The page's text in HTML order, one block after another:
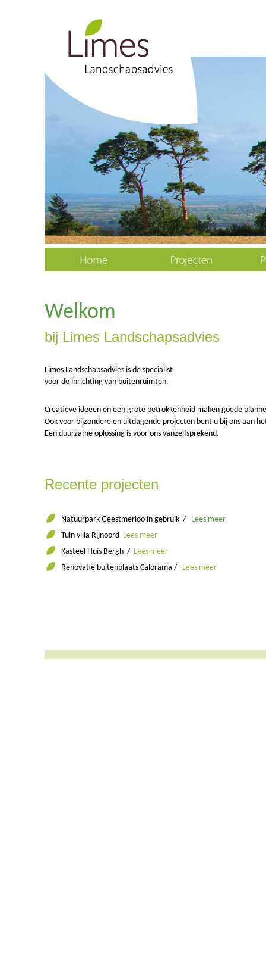
Welkom
bij Limes Landschapsadvies
Limes Landschapsadvies is de specialist
voor de inrichting van buitenruimten.
Creatieve ideeën en een grote betrokkenheid maken goede
Ook voor bijzondere en uitdagende projecten bent u bij ons aan
Een duurzame oplossing is voor ons vanzelfsprekend.
Recente projecten
Natuurpark Geestmerloo in gebruik /
Lees meer
Tuin villa Rijnoord Lees meer
Kasteel Huis Bergh / Lees meer
Renovatie buitenplaats Calorama /
Lees meer